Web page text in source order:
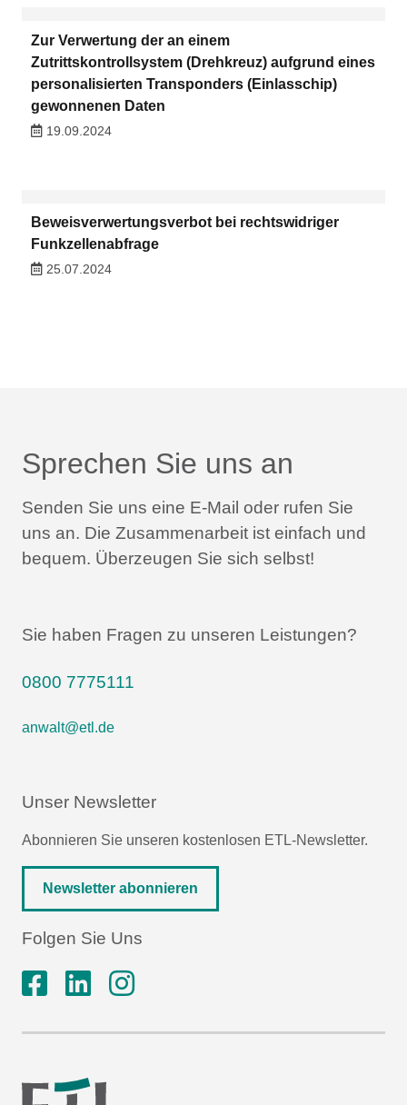
Zur Verwertung der an einem
Zutrittskontrollsystem (Drehkreuz) aufgrund eines
personalisierten Transponders (Einlasschip)
gewonnenen Daten
19.09.2024
Beweisverwertungsverbot bei rechtswidriger
Funkzellenabfrage
25.07.2024
Sprechen Sie uns an
Senden Sie uns eine E-Mail oder rufen Sie
uns an. Die Zusammenarbeit ist einfach und
bequem. Überzeugen Sie sich selbst!
Sie haben Fragen zu unseren Leistungen?
0800 7775111
anwalt@etl.de
Unser Newsletter
Abonnieren Sie unseren kostenlosen ETL-Newsletter.
Newsletter abonnieren
Folgen Sie Uns